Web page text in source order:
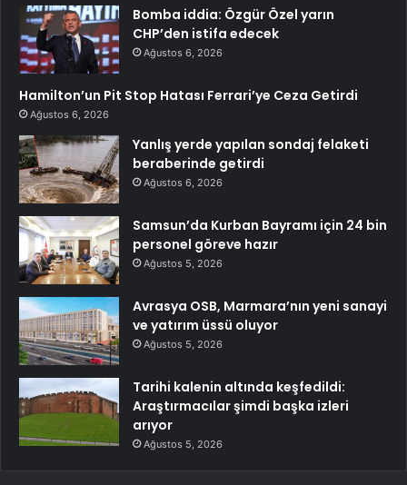
Bomba iddia: Özgür Özel yarın
CHP’den istifa edecek
Ağustos 6, 2026
Hamilton’un Pit Stop Hatası Ferrari’ye Ceza Getirdi
Ağustos 6, 2026
Yanlış yerde yapılan sondaj felaketi
beraberinde getirdi
Ağustos 6, 2026
Samsun’da Kurban Bayramı için 24 bin
personel göreve hazır
Ağustos 5, 2026
Avrasya OSB, Marmara’nın yeni sanayi
ve yatırım üssü oluyor
Ağustos 5, 2026
Tarihi kalenin altında keşfedildi:
Araştırmacılar şimdi başka izleri
arıyor
Ağustos 5, 2026